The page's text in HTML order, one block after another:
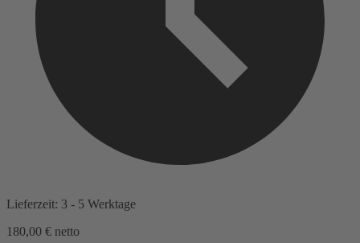
Lieferzeit: 3 - 5 Werktage
180,00 € netto